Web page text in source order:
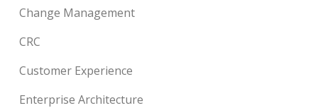
Change Management
CRC
Customer Experience
Enterprise Architecture